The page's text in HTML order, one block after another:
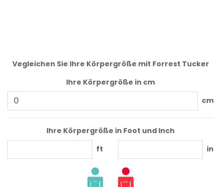
Vegleichen Sie Ihre Körpergröße mit Forrest Tucker
Ihre Körpergröße in cm
cm
Ihre Körpergröße in Foot und Inch
ft
in